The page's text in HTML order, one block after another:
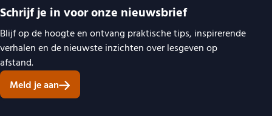
Schrijf je in voor onze nieuwsbrief
Blijf op de hoogte en ontvang praktische tips, inspirerende
verhalen en de nieuwste inzichten over lesgeven op
afstand.
Meld je aan
Belangrijke links